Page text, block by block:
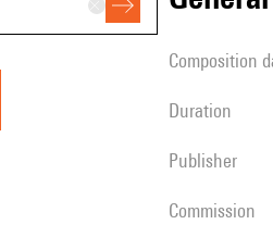
composition
duration
publisher
Commission